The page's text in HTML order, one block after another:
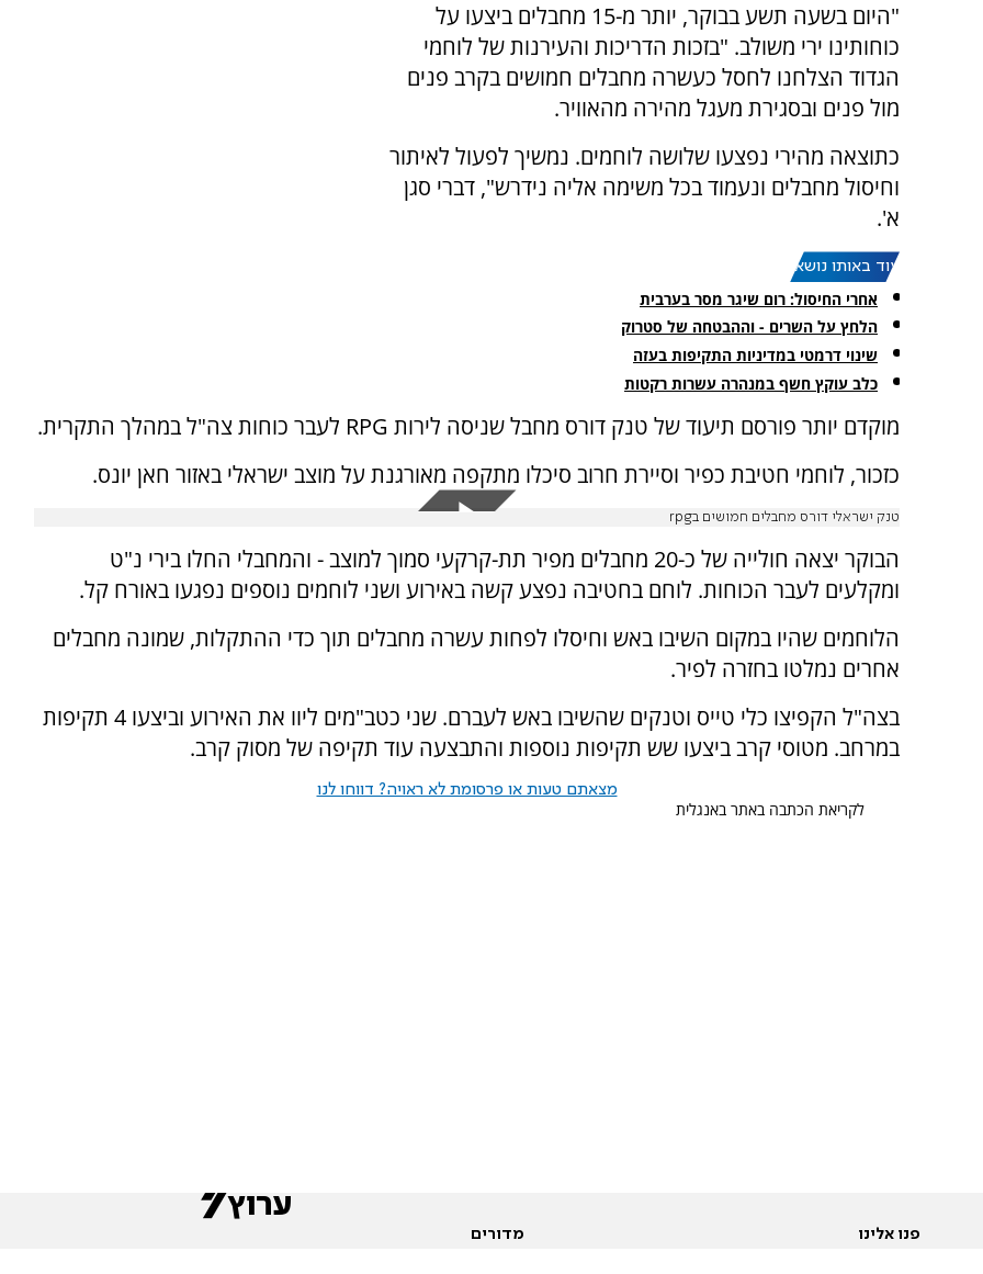
"היום בשעה תשע בבוקר, יותר מ-15 מחבלים ביצעו על
כוחותינו ירי משולב. "בזכות הדריכות והעירנות של לוחמי
הגדוד הצלחנו לחסל כעשרה מחבלים חמושים בקרב פנים
מול פנים ובסגירת מעגל מהירה מהאוויר.
כתוצאה מהירי נפצעו שלושה לוחמים. נמשיך לפעול לאיתור
וחיסול מחבלים ונעמוד בכל משימה אליה נידרש", דברי סגן
א'.
עוד באותו נושא:
‏אחרי החיסול: רום שיגר מסר בערבית
הלחץ על השרים - וההבטחה של סטרוק
שינוי דרמטי במדיניות התקיפות בעזה
כלב עוקץ חשף במנהרה עשרות רקטות
מוקדם יותר פורסם תיעוד של טנק דורס מחבל שניסה לירות RPG לעבר כוחות צה"ל במהלך התקרית.
כזכור, לוחמי חטיבת כפיר וסיירת חרוב סיכלו מתקפה מאורגנת על מוצב ישראלי באזור חאן יונס.
טנק ישראלי דורס מחבלים חמושים בrpg
הבוקר יצאה חולייה של כ-20 מחבלים מפיר תת-קרקעי סמוך למוצב - והמחבלי החלו בירי נ"ט
ומקלעים לעבר הכוחות. לוחם בחטיבה נפצע קשה באירוע ושני לוחמים נוספים נפגעו באורח קל.
הלוחמים שהיו במקום השיבו באש וחיסלו לפחות עשרה מחבלים תוך כדי ההתקלות, שמונה מחבלים
אחרים נמלטו בחזרה לפיר.
בצה"ל הקפיצו כלי טייס וטנקים שהשיבו באש לעברם. שני כטב"מים ליוו את האירוע וביצעו 4 תקיפות
במרחב. מטוסי קרב ביצעו שש תקיפות נוספות והתבצעה עוד תקיפה של מסוק קרב.
מצאתם טעות או פרסומת לא ראויה? דווחו לנו
לקריאת הכתבה באתר באנגלית
פנו אלינו מדורים